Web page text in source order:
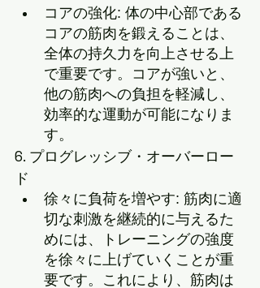
コアの強化: 体の中心部である
コアの筋肉を鍛えることは、
全体の持久力を向上させる上
で重要です。コアが強いと、
他の筋肉への負担を軽減し、
効率的な運動が可能になりま
す。
6. プログレッシブ・オーバーロー
ド
徐々に負荷を増やす: 筋肉に適
切な刺激を継続的に与えるた
めには、トレーニングの強度
を徐々に上げていくことが重
要です。これにより、筋肉は